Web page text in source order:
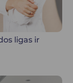
ligas ir